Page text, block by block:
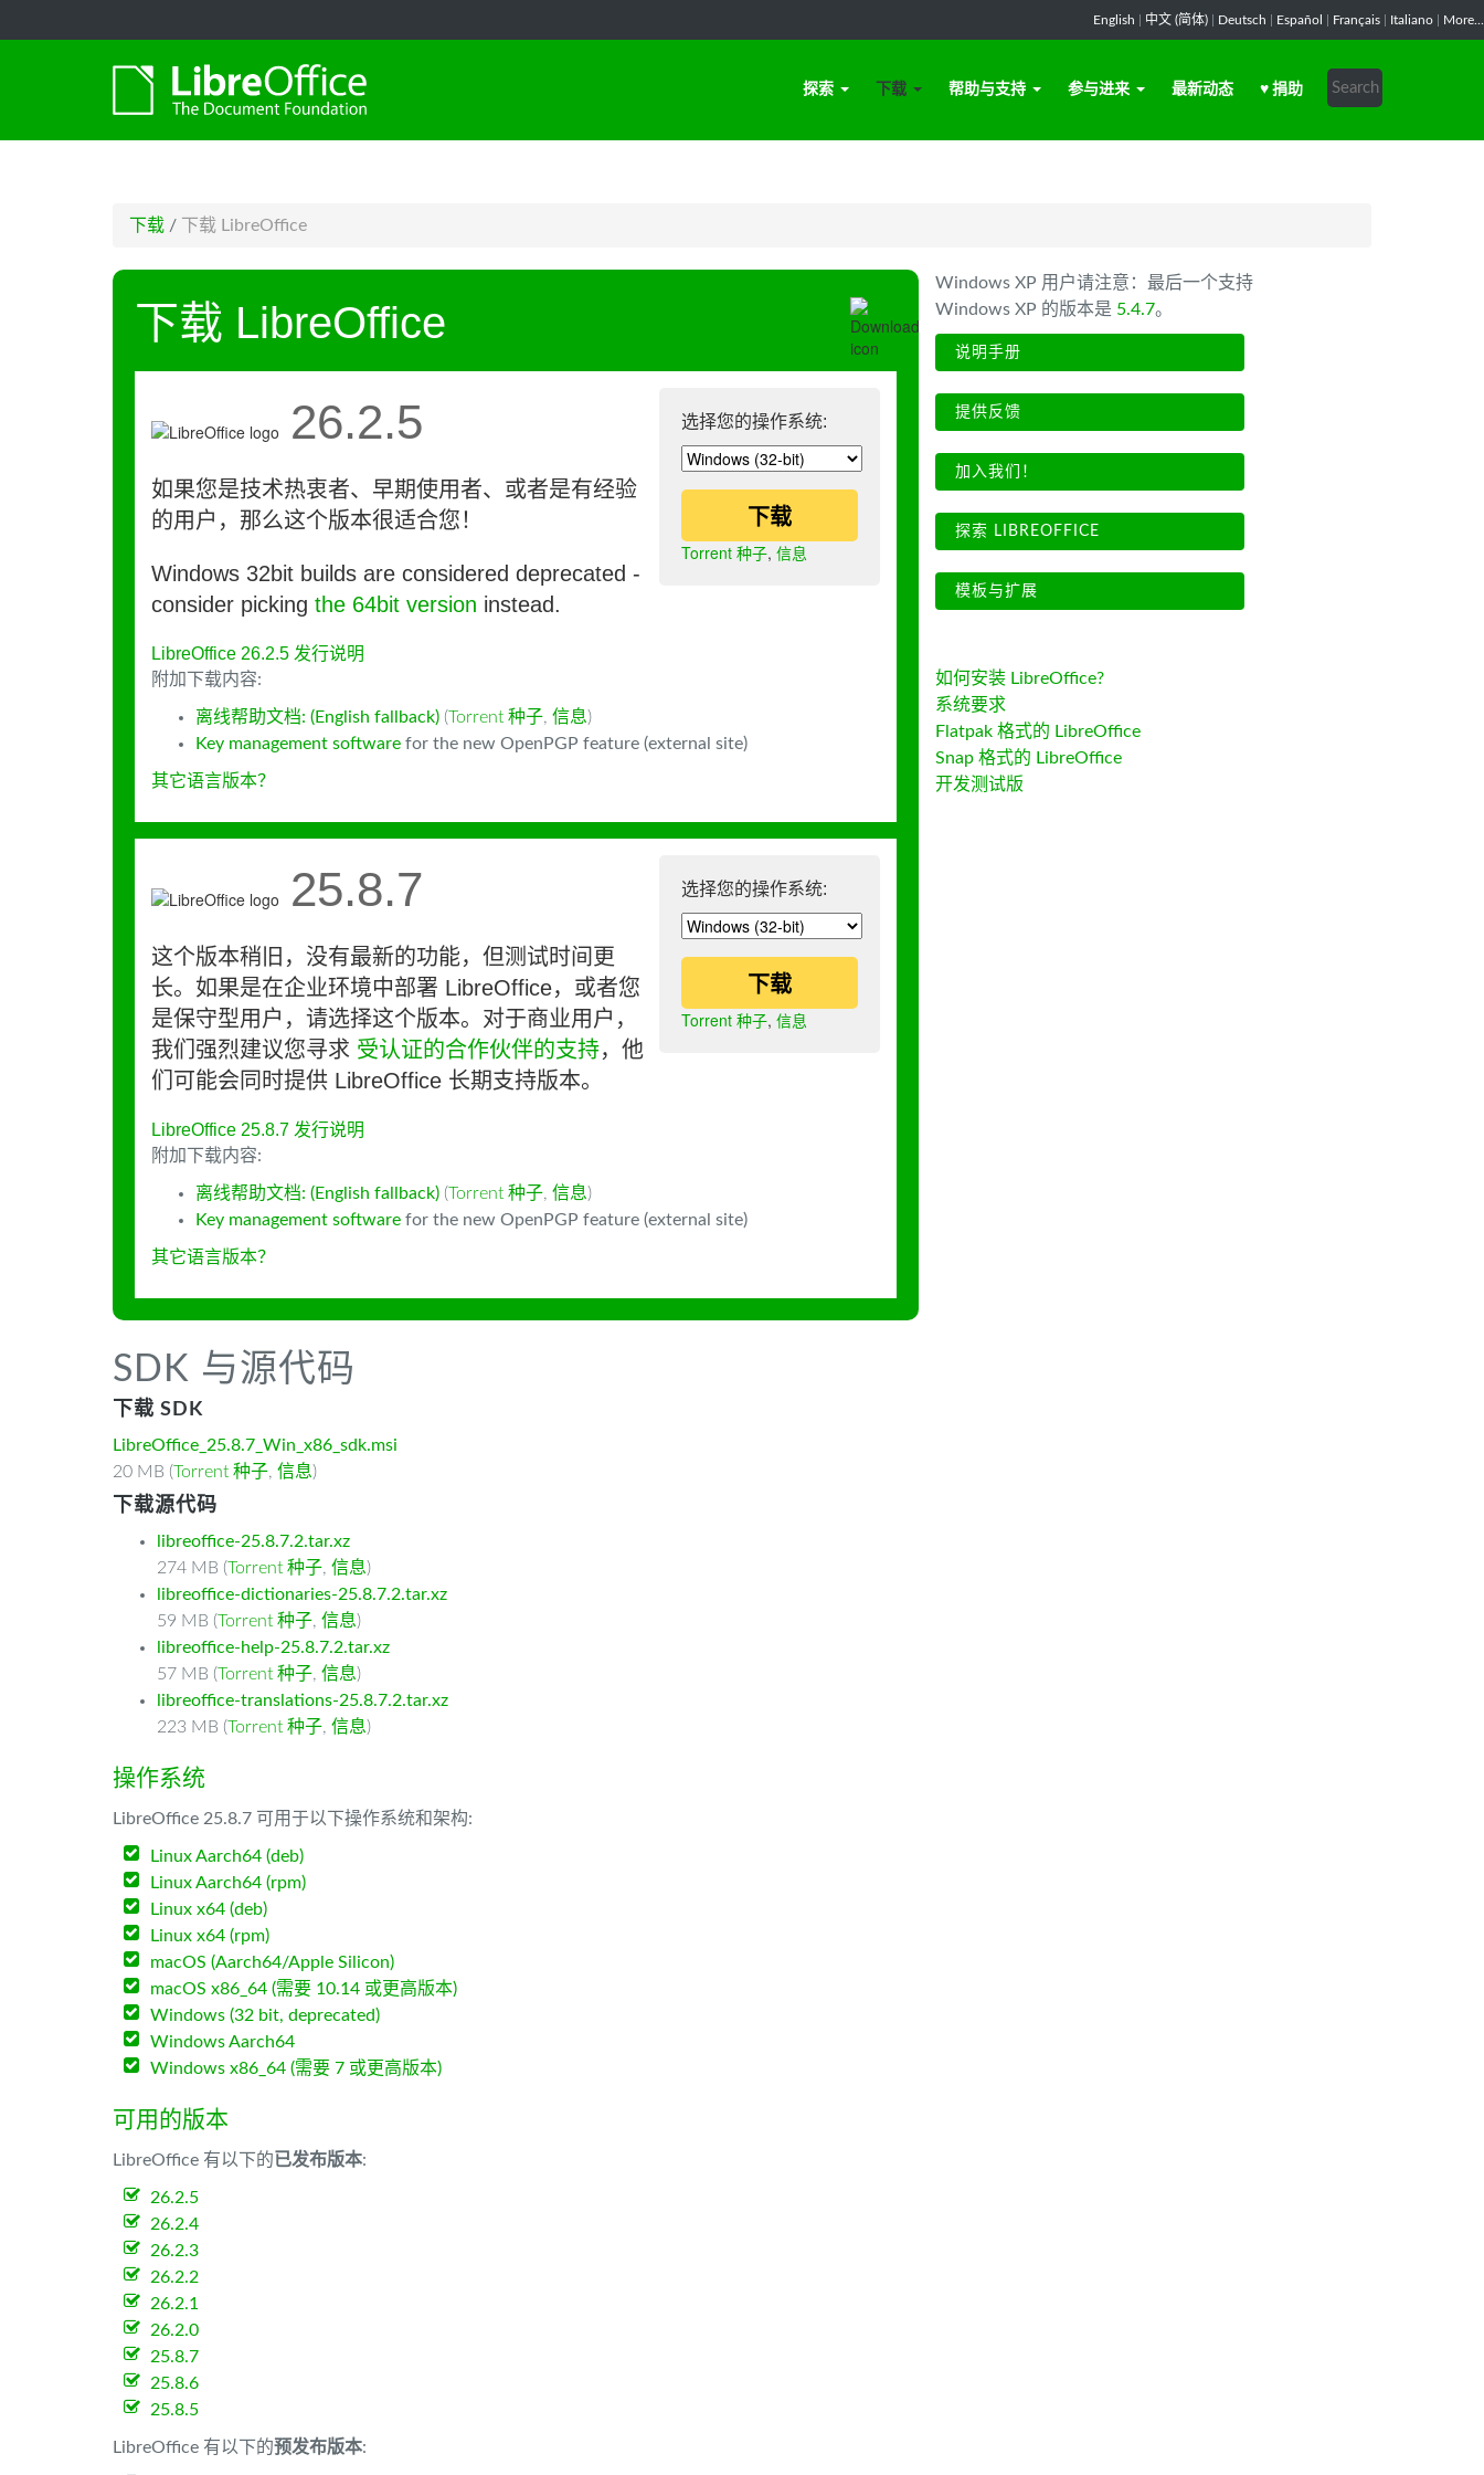
English 中文 (简体) Deutsch Español Français Italiano More...
探索 下载 帮助与支持 参与进来 最新动态 ♥ 捐助
下载 / 下载 LibreOffice
下载 LibreOffice
选择您的操作系统:
下载
Torrent 种子, 信息
26.2.5
如果您是技术热衷者、早期使用者、或者是有经验
的用户，那么这个版本很适合您！
Windows 32bit builds are considered deprecated -
consider picking the 64bit version instead.
LibreOffice 26.2.5 发行说明
附加下载内容:
离线帮助文档: (English fallback) (Torrent 种子, 信息)
Key management software for the new OpenPGP feature (external site)
其它语言版本？
选择您的操作系统:
下载
Torrent 种子, 信息
25.8.7
这个版本稍旧，没有最新的功能，但测试时间更
长。如果是在企业环境中部署 LibreOffice，或者您
是保守型用户，请选择这个版本。对于商业用户，
我们强烈建议您寻求 受认证的合作伙伴的支持，他
们可能会同时提供 LibreOffice 长期支持版本。
LibreOffice 25.8.7 发行说明
附加下载内容:
离线帮助文档: (English fallback) (Torrent 种子, 信息)
Key management software for the new OpenPGP feature (external site)
其它语言版本？
SDK 与源代码
下载 SDK
LibreOffice_25.8.7_Win_x86_sdk.msi
20 MB (Torrent 种子, 信息)
下载源代码
libreoffice-25.8.7.2.tar.xz
274 MB (Torrent 种子, 信息)
libreoffice-dictionaries-25.8.7.2.tar.xz
59 MB (Torrent 种子, 信息)
libreoffice-help-25.8.7.2.tar.xz
57 MB (Torrent 种子, 信息)
libreoffice-translations-25.8.7.2.tar.xz
223 MB (Torrent 种子, 信息)
操作系统
LibreOffice 25.8.7 可用于以下操作系统和架构:
Linux Aarch64 (deb)
Linux Aarch64 (rpm)
Linux x64 (deb)
Linux x64 (rpm)
macOS (Aarch64/Apple Silicon)
macOS x86_64 (需要 10.14 或更高版本)
Windows (32 bit, deprecated)
Windows Aarch64
Windows x86_64 (需要 7 或更高版本)
可用的版本
LibreOffice 有以下的已发布版本:
26.2.5
26.2.4
26.2.3
26.2.2
26.2.1
26.2.0
25.8.7
25.8.6
25.8.5
LibreOffice 有以下的预发布版本:
Windows XP 用户请注意：最后一个支持
Windows XP 的版本是 5.4.7。
说明手册
提供反馈
加入我们！
探索 LIBREOFFICE
模板与扩展
如何安装 LibreOffice?
系统要求
Flatpak 格式的 LibreOffice
Snap 格式的 LibreOffice
开发测试版